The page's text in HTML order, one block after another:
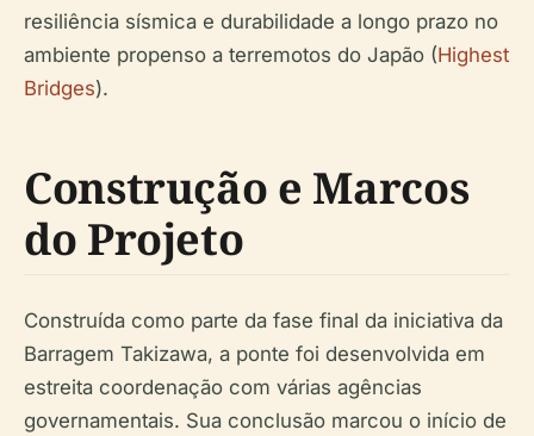
resiliência sísmica e durabilidade a longo prazo no
ambiente propenso a terremotos do Japão (Highest
Bridges).
Construção e Marcos
do Projeto
Construída como parte da fase final da iniciativa da
Barragem Takizawa, a ponte foi desenvolvida em
estreita coordenação com várias agências
governamentais. Sua conclusão marcou o início de